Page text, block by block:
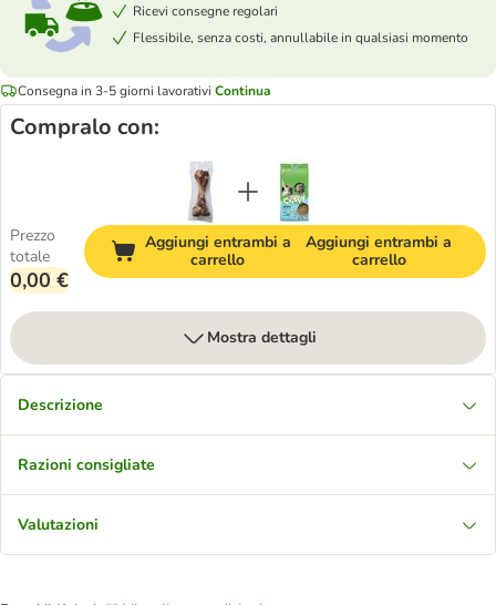
Ricevi consegne regolari
Flessibile, senza costi, annullabile in qualsiasi momento
Consegna in 3-5 giorni lavorativi Continua
Compralo con:
Prezzo
totale
0,00 €
Aggiungi entrambi a
carrello
Aggiungi entrambi a
carrello
Mostra dettagli
Descrizione
Razioni consigliate
Valutazioni